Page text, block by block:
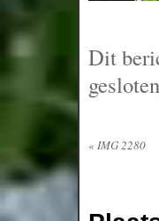
Dit
« IMG 2280